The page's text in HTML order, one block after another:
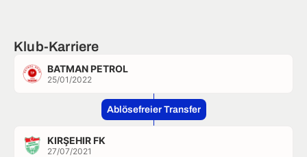
Klub-Karriere
BATMAN PETROL
25/01/2022
Ablösefreier Transfer
KIRŞEHIR FK
27/07/2021